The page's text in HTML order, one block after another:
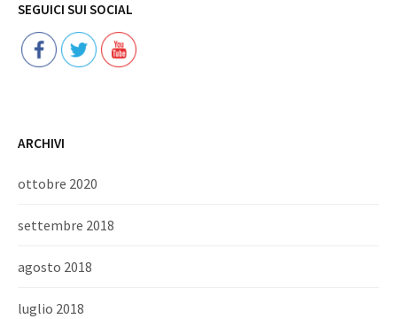
SEGUICI SUI SOCIAL
ARCHIVI
ottobre 2020
settembre 2018
agosto 2018
luglio 2018